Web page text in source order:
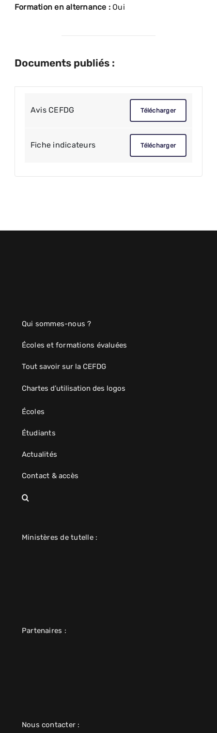
Formation en alternance : Oui
Documents publiés :
Avis CEFDG Télécharger
Fiche indicateurs Télécharger
Qui sommes-nous ?
Écoles et formations évaluées
Tout savoir sur la CEFDG
Chartes d’utilisation des logos
Écoles
Étudiants
Actualités
Contact & accès
Ministères de tutelle :
Partenaires :
Nous contacter :